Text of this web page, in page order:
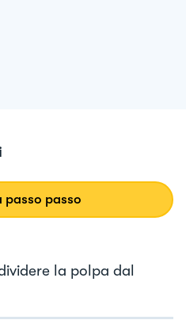
passo passo
la polpa dal